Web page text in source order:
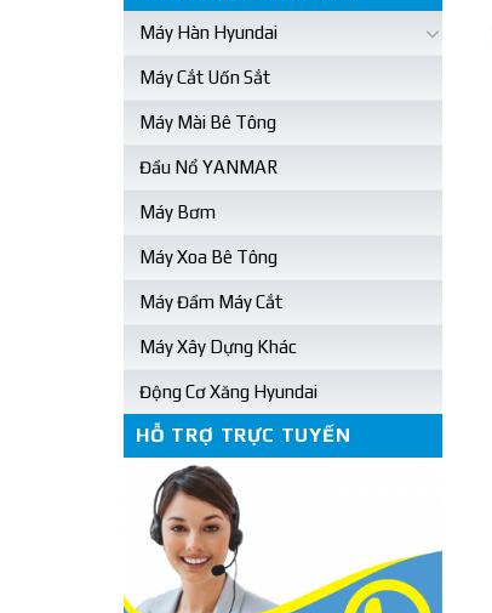
Máy Hàn Hyundai
Máy Cắt Uốn Sắt
Máy Mài Bê Tông
Đầu Nổ YANMAR
Máy Bơm
Máy Xoa Bê Tông
Máy Đầm Máy Cắt
Máy Xây Dựng Khác
Động Cơ Xăng Hyundai
HỖ TRỢ TRỰC TUYẾN